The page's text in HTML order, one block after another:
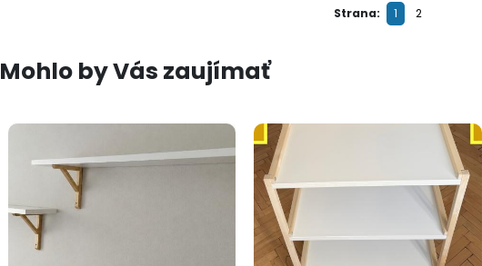
Strana: 1 2
Mohlo by Vás zaujímať